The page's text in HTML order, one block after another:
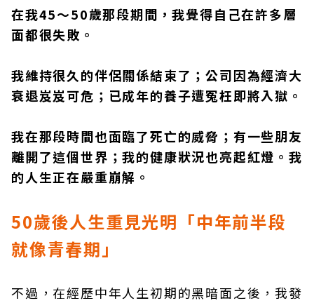
在我45～50歲那段期間，我覺得自己在許多層
面都很失敗。
我維持很久的伴侶關係結束了；公司因為經濟大
衰退岌岌可危；已成年的養子遭冤枉即將入獄。
我在那段時間也面臨了死亡的威脅；有一些朋友
離開了這個世界；我的健康狀況也亮起紅燈。我
的人生正在嚴重崩解。
50歲後人生重見光明「中年前半段
就像青春期」
不過，在經歷中年人生初期的黑暗面之後，我發